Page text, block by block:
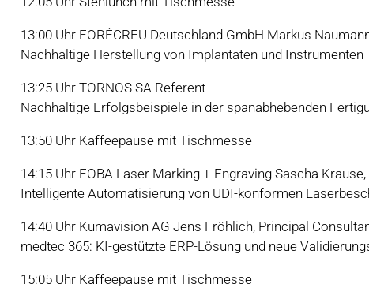
13:00 Uhr FORÉCREU Deutschland GmbH Markus
Nachhaltige Herstellung von Implantaten und
13:25 Uhr TORNOS SA Referent
Nachhaltige Erfolgsbeispiele in der spanabhebenden
13:50 Uhr Kaffeepause mit Tischmesse
14:15 Uhr FOBA Laser Marking + Engraving Sascha
Intelligente Automatisierung von UDI-konformen
14:40 Uhr Kumavision AG Jens Fröhlich, Principal
medtec 365: KI-gestützte ERP-Lösung und neue
15:05 Uhr Kaffeepause mit Tischmesse